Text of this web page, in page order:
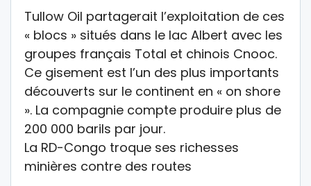
Tullow Oil partagerait l’exploitation de ces
« blocs » situés dans le lac Albert avec les
groupes français Total et chinois Cnooc.
Ce gisement est l’un des plus importants
découverts sur le continent en « on shore
». La compagnie compte produire plus de
200 000 barils par jour.
La RD-Congo troque ses richesses
minières contre des routes